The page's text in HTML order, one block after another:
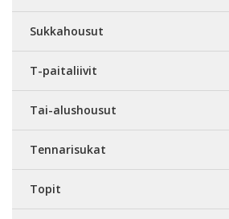
Sukkahousut
T-paitaliivit
Tai-alushousut
Tennarisukat
Topit